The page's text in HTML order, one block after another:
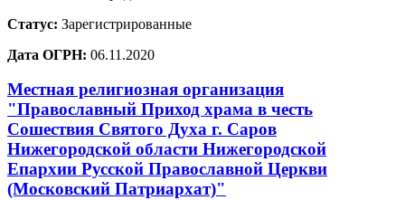
Статус: Зарегистрированные
Дата ОГРН: 06.11.2020
Местная религиозная организация
"Православный Приход храма в честь
Сошествия Святого Духа г. Саров
Нижегородской области Нижегородской
Епархии Русской Православной Церкви
(Московский Патриархат)"